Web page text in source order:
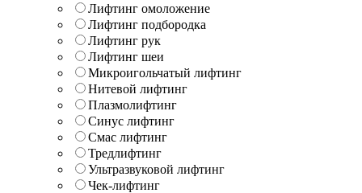
Лифтинг омоложение
Лифтинг подбородка
Лифтинг рук
Лифтинг шеи
Микроигольчатый лифтинг
Нитевой лифтинг
Плазмолифтинг
Синус лифтинг
Смас лифтинг
Тредлифтинг
Ультразвуковой лифтинг
Чек-лифтинг